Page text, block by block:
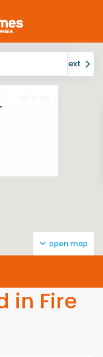
open map
Next
in Fire